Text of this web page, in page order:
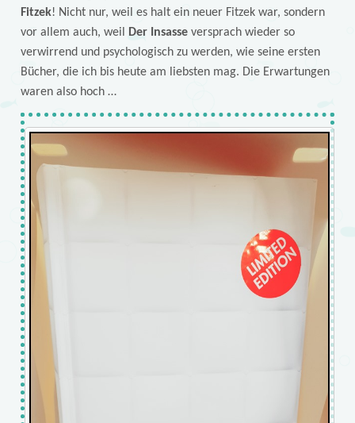
Fitzek! Nicht nur, weil es halt ein neuer Fitzek war, sondern
vor allem auch, weil
Der Insasseversprach wieder so
verwirrend und psychologisch zu werden, wie seine ersten
Bücher, die ich bis heute am liebsten mag. Die Erwartungen
waren also hoch …